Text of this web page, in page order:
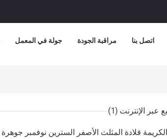
جولة في المعمل مراقبة الجودة اتصل بنا
(1)
الأحجار الكريمة قلادة المثلث الأصفر السترين نوفمبر جوهرة